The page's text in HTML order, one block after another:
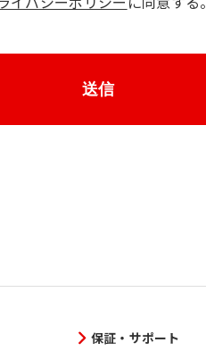
送信
保証・サポート